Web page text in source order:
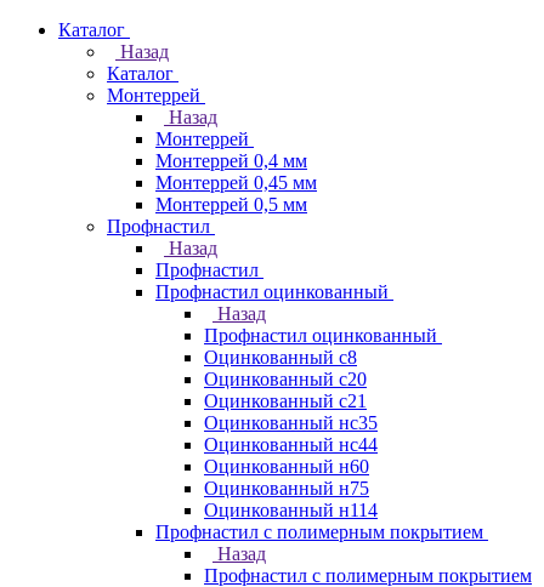
Каталог
Назад
Каталог
Монтеррей
Назад
Монтеррей
Монтеррей 0,4 мм
Монтеррей 0,45 мм
Монтеррей 0,5 мм
Профнастил
Назад
Профнастил
Профнастил оцинкованный
Назад
Профнастил оцинкованный
Оцинкованный с8
Оцинкованный с20
Оцинкованный с21
Оцинкованный нс35
Оцинкованный нс44
Оцинкованный н60
Оцинкованный н75
Оцинкованный н114
Профнастил с полимерным покрытием
Назад
Профнастил с полимерным покрытием